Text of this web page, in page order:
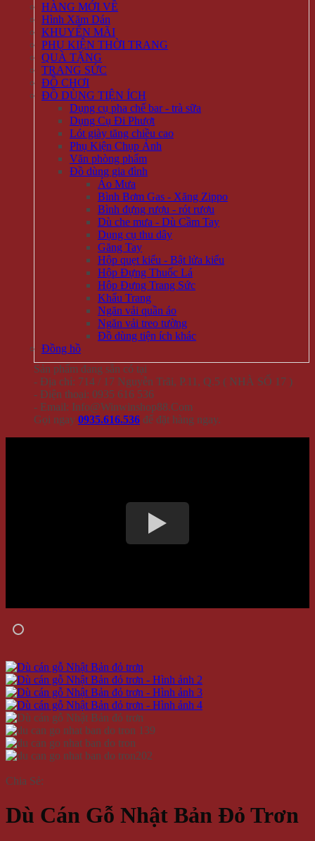
HÀNG MỚI VỀ
Hình Xăm Dán
KHUYẾN MÃI
PHỤ KIỆN THỜI TRANG
QUÀ TẶNG
TRANG SỨC
ĐỒ CHƠI
ĐỒ DÙNG TIỆN ÍCH
Dụng cụ pha chế bar - trà sữa
Dụng Cụ Đi Phượt
Lót giày tăng chiều cao
Phụ Kiện Chụp Ảnh
Văn phòng phẩm
Đồ dùng gia đình
Áo Mưa
Bình Bơm Gas - Xăng Zippo
Bình đựng rượu - rót rượu
Dù che mưa - Dù Cầm Tay
Dụng cụ thu dây
Găng Tay
Hộp quẹt kiểu - Bật lửa kiểu
Hộp Đựng Thuốc Lá
Hộp Đựng Trang Sức
Khẩu Trang
Ngăn vải quần áo
Ngăn vải treo tường
Đồ dùng tiện ích khác
Đồng hồ
Sản phẩm đang sẵn có tại
- Địa chỉ: 714 / 17 Nguyễn Trãi, P.11, Q.5 ( NHÀ SỐ 17 )
- Điện thoại: 0935 616 536
- Email: Info@Winwinshop88.Com
Gọi ngay 0935.616.536 để đặt hàng ngay.
Chia Sẻ:
Dù Cán Gỗ Nhật Bản Đỏ Trơn